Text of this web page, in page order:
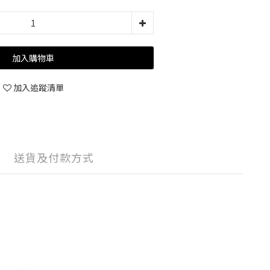
加入購物車
加入追蹤清單
送貨及付款方式